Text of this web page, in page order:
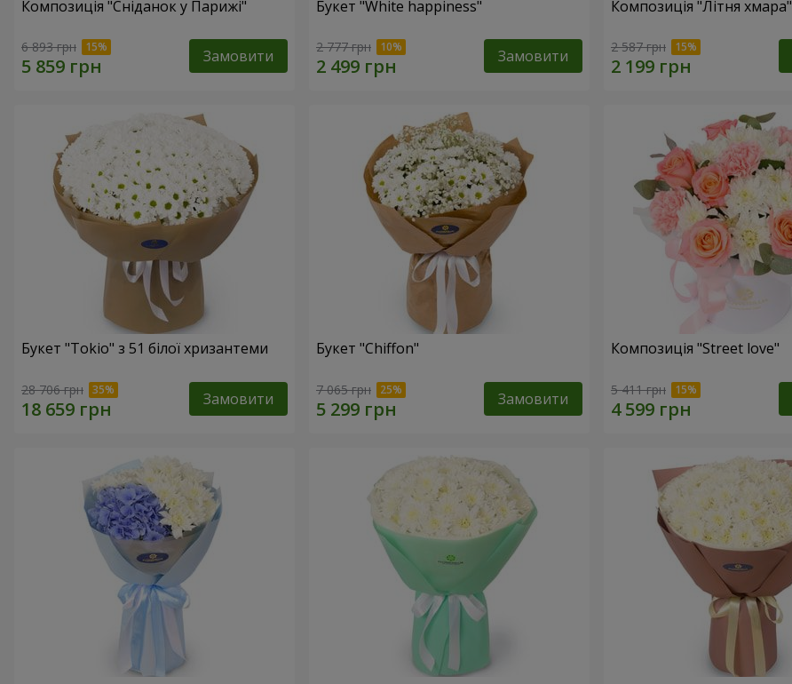
Композиція "Сніданок у Парижі"
6 893 грн Замовити
Букет "White happiness"
2 777 грн Замовити
Композиція "Літня хмара"
2 587 грн
Букет "Tokio" з 51 білої хризантеми
28 706 грн Замовити
Букет "Chiffon"
7 065 грн Замовити
Композиція "Street love"
5 411 грн